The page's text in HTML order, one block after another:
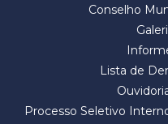
Conselho
Lista de
Processo Seletivo